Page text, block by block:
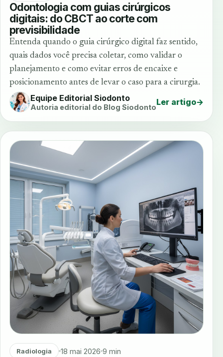
Odontologia com guias cirúrgicos
digitais: do CBCT ao corte com
previsibilidade
Entenda quando o guia cirúrgico digital faz sentido,
quais dados você precisa coletar, como validar o
planejamento e como evitar erros de encaixe e
posicionamento antes de levar o caso para a cirurgia.
Equipe Editorial Siodonto
Autoria editorial do Blog SiodontoLer artigo→
Radiologia 18 mai 2026 9 min